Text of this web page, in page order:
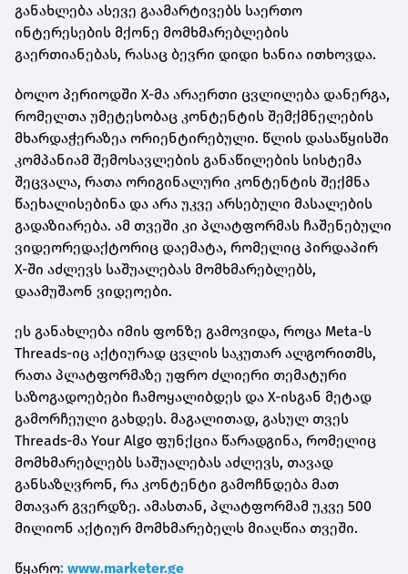
განახლება ასევე გაამარტივებს საერთო
ინტერესების მქონე მომხმარებლების
გაერთიანებას, რასაც ბევრი დიდი ხანია ითხოვდა.
ბოლო პერიოდში X-მა არაერთი ცვლილება დანერგა,
რომელთა უმეტესობაც კონტენტის შემქმნელების
მხარდაჭერაზეა ორიენტირებული. წლის დასაწყისში
კომპანიამ შემოსავლების განაწილების სისტემა
შეცვალა, რათა ორიგინალური კონტენტის შექმნა
წაეხალისებინა და არა უკვე არსებული მასალების
გადაზიარება. ამ თვეში კი პლატფორმას ჩაშენებული
ვიდეორედაქტორიც დაემატა, რომელიც პირდაპირ
X-ში აძლევს საშუალებას მომხმარებლებს,
დაამუშაონ ვიდეოები.
ეს განახლება იმის ფონზე გამოვიდა, როცა Meta-ს
Threads-იც აქტიურად ცვლის საკუთარ ალგორითმს,
რათა პლატფორმაზე უფრო ძლიერი თემატური
საზოგადოებები ჩამოყალიბდეს და X-ისგან მეტად
გამორჩეული გახდეს. მაგალითად, გასულ თვეს
Threads-მა Your Algo ფუნქცია წარადგინა, რომელიც
მომხმარებლებს საშუალებას აძლევს, თავად
განსაზღვრონ, რა კონტენტი გამოჩნდება მათ
მთავარ გვერდზე. ამასთან, პლატფორმამ უკვე 500
მილიონ აქტიურ მომხმარებელს მიაღწია თვეში.
წყარო: www.marketer.ge